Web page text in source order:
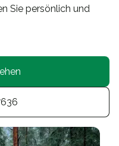
Sie persönlich und